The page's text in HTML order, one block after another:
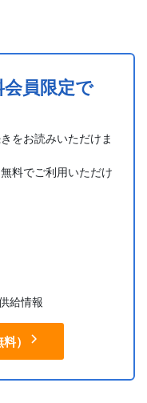
環として、ラダ「グ
」を生産する第3ライ
員限定で
をお読みいただけま
料でご利用いただけ
給情報
）